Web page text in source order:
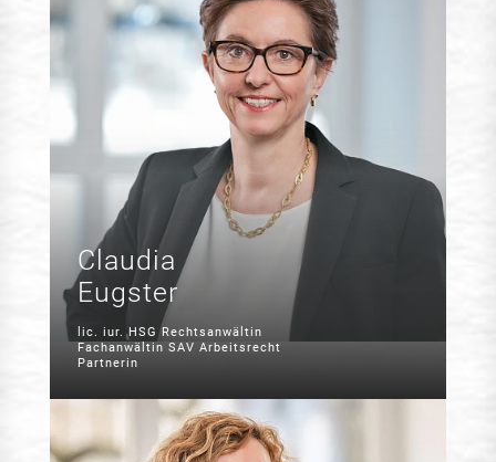
Claudia
Eugster
lic. iur. HSG Rechtsanwältin
Fachanwältin SAV Arbeitsrecht
Partnerin